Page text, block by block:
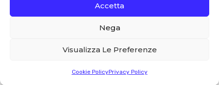
Accetta
Nega
Visualizza Le Preferenze
Cookie PolicyPrivacy Policy
Whatsapp